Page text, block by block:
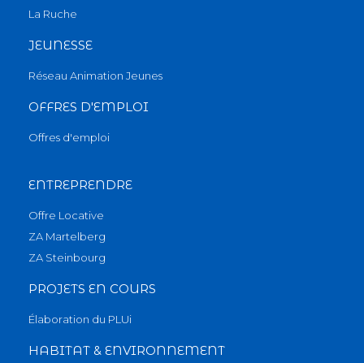
La Ruche
JEUNESSE
Réseau Animation Jeunes
OFFRES D'EMPLOI
Offres d'emploi
ENTREPRENDRE
Offre Locative
ZA Martelberg
ZA Steinbourg
PROJETS EN COURS
Élaboration du PLUi
HABITAT & ENVIRONNEMENT